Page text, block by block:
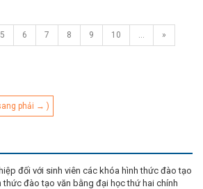
5 6 7 8 9 10 … »
phải → )
đối với sinh viên các khóa hình thức đào tạo
thức đào tạo văn bằng đại học thứ hai chính